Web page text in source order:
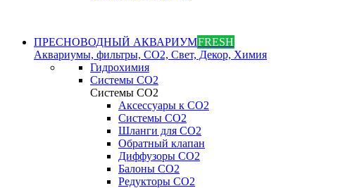
ПРЕСНОВОДНЫЙ АКВАРИУМFRESH
Аквариумы, фильтры, СО2, Свет, Декор, Химия
Гидрохимия
Системы СО2
Системы СО2
Аксессуары к СО2
Системы СО2
Шланги для CO2
Обратный клапан
Диффузоры СO2
Балоны CO2
Редукторы CO2